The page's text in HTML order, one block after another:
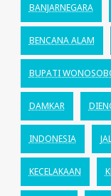
BANJARNEGARA
BENCANA ALAM
BUPATI
DAMKAR
INDONESIA
KECELAKAAN